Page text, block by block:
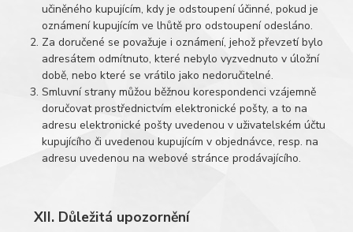
učiněného kupujícím, kdy je odstoupení účinné, pokud je
oznámení kupujícím ve lhůtě pro odstoupení odesláno.
Za doručené se považuje i oznámení, jehož převzetí bylo
adresátem odmítnuto, které nebylo vyzvednuto v úložní
době, nebo které se vrátilo jako nedoručitelné.
Smluvní strany můžou běžnou korespondenci vzájemně
doručovat prostřednictvím elektronické pošty, a to na
adresu elektronické pošty uvedenou v uživatelském účtu
kupujícího či uvedenou kupujícím v objednávce, resp. na
adresu uvedenou na webové stránce prodávajícího.
XII. Důležitá upozornění